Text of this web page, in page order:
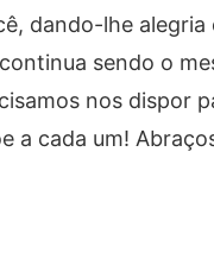
dando-lhe alegria
sendo o
nos dispor
a cada um!